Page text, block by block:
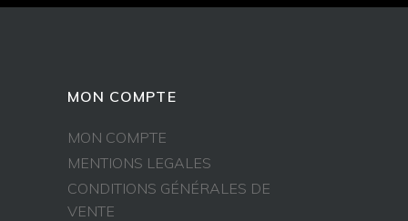
MON COMPTE
MON COMPTE
MENTIONS LEGALES
CONDITIONS GÉNÉRALES DE
VENTE